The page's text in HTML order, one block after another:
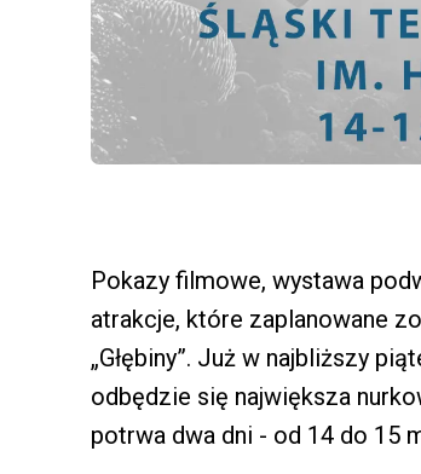
Pokazy filmowe, wystawa
atrakcje, które zaplanowane
„Głębiny”. Już w najbliższy
odbędzie się największa
potrwa dwa dni - od 14 do 15